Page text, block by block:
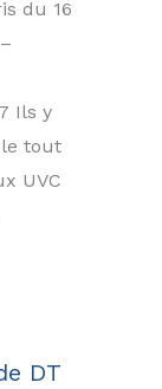
du 16
Ils y
tout
UVC
DT